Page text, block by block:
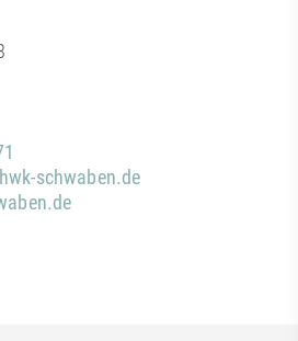
schwaben.de